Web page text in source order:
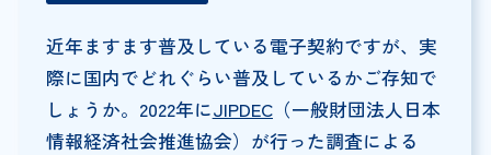
近年ますます普及している電子契約ですが、実
際に国内でどれぐらい普及しているかご存知で
しょうか。2022年にJIPDEC（一般財団法人日本
情報経済社会推進協会）が行った調査による